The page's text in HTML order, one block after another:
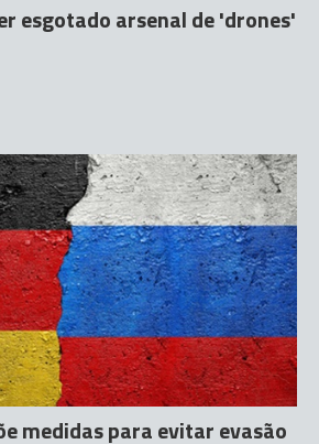
esgotado arsenal de 'drones'
medidas para evitar evasão